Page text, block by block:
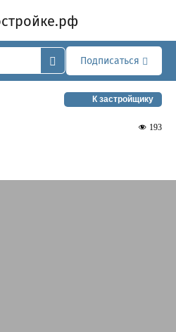
Подписаться
К застройщику
193